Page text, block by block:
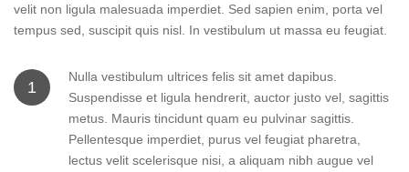
velit non ligula malesuada imperdiet. Sed sapien enim, porta vel
tempus sed, suscipit quis nisl. In vestibulum ut massa eu feugiat.
1
Nulla vestibulum ultrices felis sit amet dapibus.
Suspendisse et ligula hendrerit, auctor justo vel, sagittis
metus. Mauris tincidunt quam eu pulvinar sagittis.
Pellentesque imperdiet, purus vel feugiat pharetra,
lectus velit scelerisque nisi, a aliquam nibh augue vel